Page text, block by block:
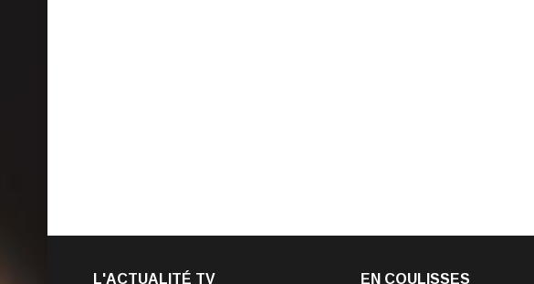
L'ACTUALITÉ TV EN COULISSES